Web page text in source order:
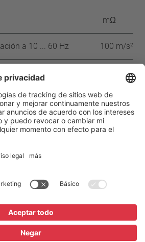
mΩ
a 10 ... 60 Hz 100 m/s²
ENEC IEC
Protección de datos
de privacidad